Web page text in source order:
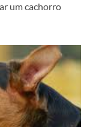
um cachorro